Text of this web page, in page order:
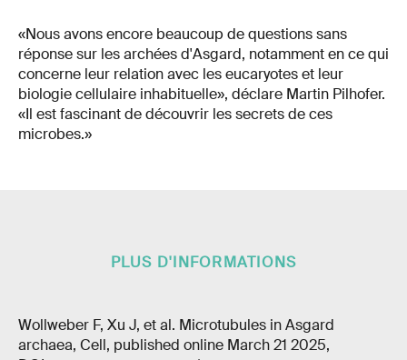
«Nous avons encore beaucoup de questions sans
réponse sur les archées d'Asgard, notamment en ce qui
concerne leur relation avec les eucaryotes et leur
biologie cellulaire inhabituelle», déclare Martin Pilhofer.
«Il est fascinant de découvrir les secrets de ces
microbes.»
PLUS D'INFORMATIONS
Wollweber F, Xu J, et al. Microtubules in Asgard
archaea, Cell, published online March 21 2025,